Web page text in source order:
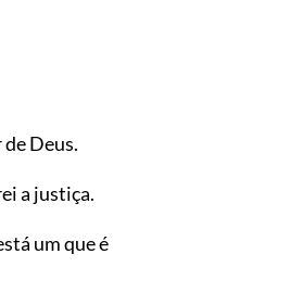
Deus.
a justiça.
um que é